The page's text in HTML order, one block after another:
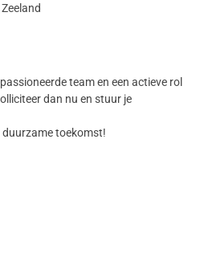
team en een actieve rol
dan nu en stuur je
duurzame toekomst!